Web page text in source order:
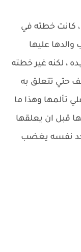
، كانت خطته في
عليها
، لكنه غير خطته
حتي تتعلق به
تألمها وهذا ما
قبل ان يعلقها
وجد نفسه يغضب